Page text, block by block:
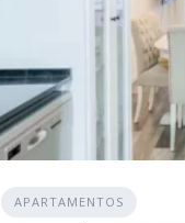
APARTAMENTOS